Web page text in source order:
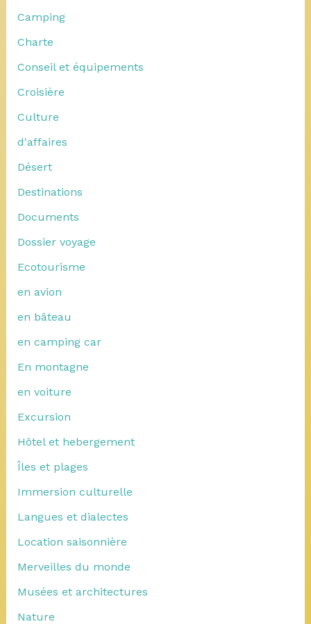
Camping
Charte
Conseil et équipements
Croisière
Culture
d'affaires
Désert
Destinations
Documents
Dossier voyage
Ecotourisme
en avion
en bâteau
en camping car
En montagne
en voiture
Excursion
Hôtel et hebergement
Îles et plages
Immersion culturelle
Langues et dialectes
Location saisonnière
Merveilles du monde
Musées et architectures
Nature